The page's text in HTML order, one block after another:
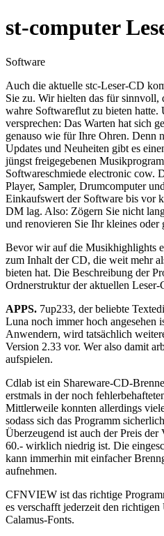
st-computer
Software
Auch die aktuelle stc-Leser-CD
Sie zu. Wir hielten das für
wahre Softwareflut zu bieten hatte.
versprechen: Das Warten hat sich
genauso wie für Ihre Ohren. Denn
Updates und Neuheiten gibt es
jüngst freigegebenen
Softwareschmiede electronic cow.
Player, Sampler, Drumcomputer
Einkaufswert der Software bis vor
DM lag. Also: Zögern Sie nicht
und renovieren Sie Ihr kleines
Bevor wir auf die Musikhighlights
zum Inhalt der CD, die weit mehr
bieten hat. Die Beschreibung der
Ordnerstruktur der aktuellen Leser-
APPS. 7up233, der beliebte
Luna noch immer hoch angesehen
Anwendern, wird tatsächlich
Version 2.33 vor. Wer also damit
aufspielen.
Cdlab ist ein Shareware-CD-
erstmals in der noch
Mittlerweile konnten allerdings
sodass sich das Programm
Überzeugend ist auch der Preis
60.- wirklich niedrig ist. Die
kann immerhin mit einfacher
aufnehmen.
CFNVIEW ist das richtige
es verschafft jederzeit den
Calamus-Fonts.